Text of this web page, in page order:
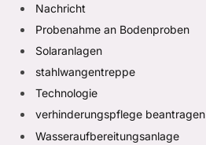
Nachricht
Probenahme an Bodenproben
Solaranlagen
stahlwangentreppe
Technologie
verhinderungspflege beantragen
Wasseraufbereitungsanlage